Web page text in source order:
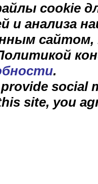
cookie
и анализа
.
social
site, you